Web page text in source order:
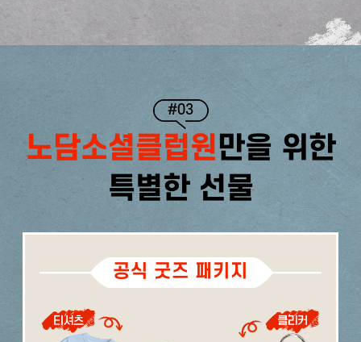
#03
노담소셜클럽원만을 위한
특별한 선물
공식 굿즈 패키지